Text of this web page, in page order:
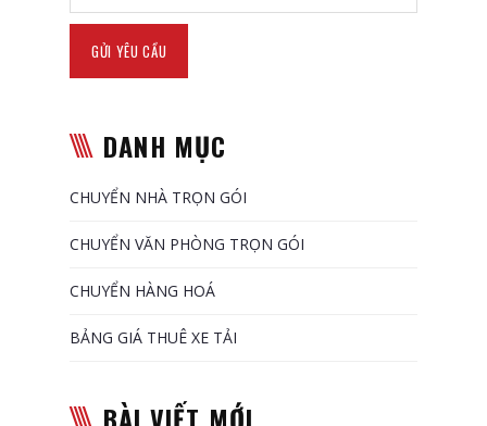
DANH MỤC
CHUYỂN NHÀ TRỌN GÓI
CHUYỂN VĂN PHÒNG TRỌN GÓI
CHUYỂN HÀNG HOÁ
BẢNG GIÁ THUÊ XE TẢI